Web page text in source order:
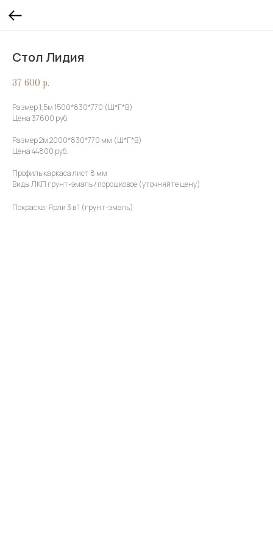
Стол Лидия
37 600 р.
Размер 1,5м 1500*830*770 (Ш*Г*В)
Цена 37600 руб.
Размер 2м 2000*830*770 мм (Ш*Г*В)
Цена 44800 руб.
Профиль каркаса лист 8 мм
Виды ЛКП грунт-эмаль / порошковое (уточняйте цену)
Покраска: Ярли 3 в 1 (грунт-эмаль)